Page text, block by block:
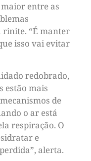
entre as
“É manter
isso vai evitar
redobrado,
estão mais
de
o ar está
respiração. O
e
alerta.